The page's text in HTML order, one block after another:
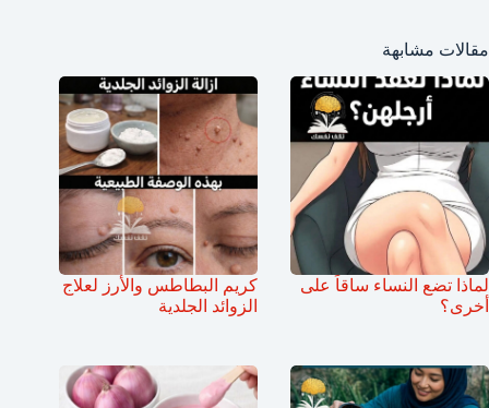
مقالات مشابهة
لماذا تضع النساء ساقاً على
أخرى؟
كريم البطاطس والأرز لعلاج
الزوائد الجلدية